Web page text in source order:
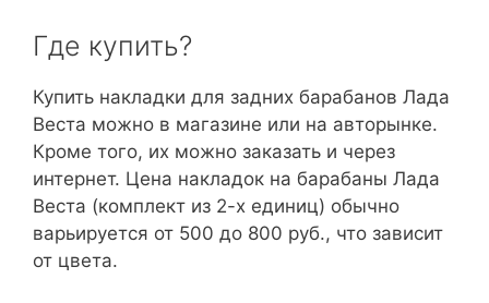
Где купить?
Купить накладки для задних барабанов Лада
Веста можно в магазине или на авторынке.
Кроме того, их можно заказать и через
интернет. Цена накладок на барабаны Лада
Веста (комплект из 2-х единиц) обычно
варьируется от 500 до 800 руб., что зависит
от цвета.